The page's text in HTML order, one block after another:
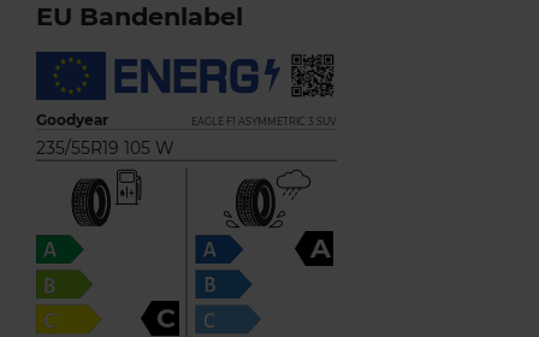
EU Bandenlabel
Goodyear EAGLE F1 ASYMMETRIC 3 SUV
235/55R19 105 W
C
A